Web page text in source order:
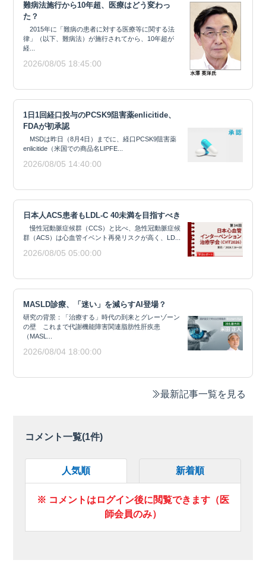
難病法施行から10年超、医療はどう変わっ
た？
2015年に「難病の患者に対する医療等に関する法
律」（以下、難病法）が施行されてから、10年超が
経...
2026/08/05 18:45:00
1日1回経口投与のPCSK9阻害薬enlicitide、
FDAが初承認
MSDは昨日（8月4日）までに、経口PCSK9阻害薬
enlicitide（米国での商品名LIPFE...
2026/08/05 14:40:00
日本人ACS患者もLDL-C 40未満を目指すべき
慢性冠動脈症候群（CCS）と比べ、急性冠動脈症候
群（ACS）は心血管イベント再発リスクが高く、LD...
2026/08/05 05:00:00
MASLD診療、「迷い」を減らすAI登場？
研究の背景：「治療する」時代の到来とグレーゾーン
の壁 これまで代謝機能障害関連脂肪性肝疾患
（MASL...
2026/08/04 18:00:00
最新記事一覧を見る
コメント一覧(1件)
人気順 新着順
※ コメントはログイン後に閲覧できます（医
師会員のみ）